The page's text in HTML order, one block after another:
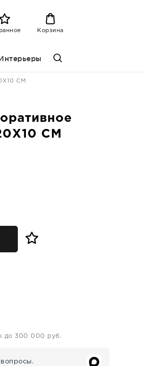
Корзина
CM
CM
до 300 000 руб.